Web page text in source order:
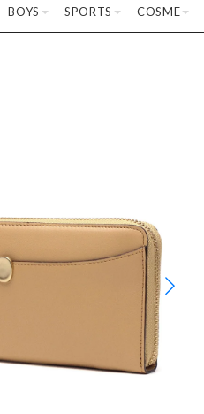
BOYS SPORTS COSME